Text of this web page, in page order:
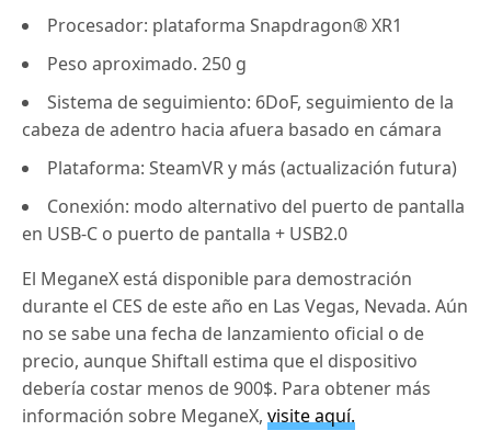
Procesador: plataforma Snapdragon® XR1
Peso aproximado. 250 g
Sistema de seguimiento: 6DoF, seguimiento de la
cabeza de adentro hacia afuera basado en cámara
Plataforma: SteamVR y más (actualización futura)
Conexión: modo alternativo del puerto de pantalla
en USB-C o puerto de pantalla + USB2.0
El MeganeX está disponible para demostración
durante el CES de este año en Las Vegas, Nevada. Aún
no se sabe una fecha de lanzamiento oficial o de
precio, aunque Shiftall estima que el dispositivo
debería costar menos de 900$. Para obtener más
información sobre MeganeX,visite aquí.